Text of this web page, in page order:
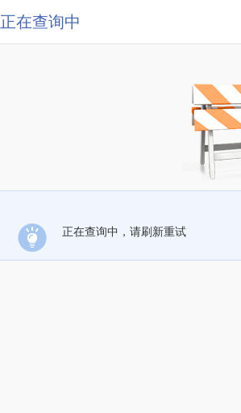
正在查询中
正在查询中，请刷新重试